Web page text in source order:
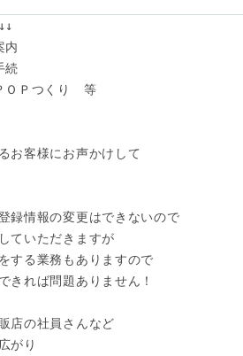
内
続
ＯＰつくり　等
お客様にお声かけして
録情報の変更はできないので
ていただきますが
する業務もありますので
きれば問題ありません！
店の社員さんなど
がり